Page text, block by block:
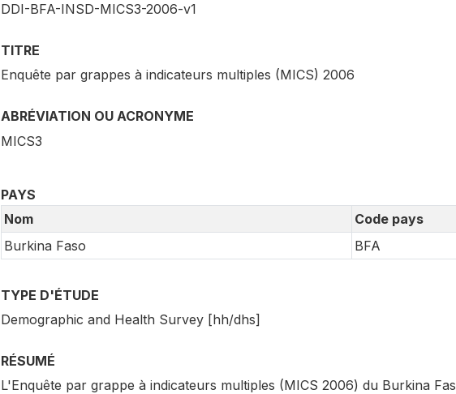
DDI-BFA-INSD-MICS3-2006-v1
TITRE
Enquête par grappes à indicateurs multiples (MICS) 2006
ABRÉVIATION OU ACRONYME
MICS3
PAYS
Nom
Code pays
Burkina Faso
BFA
TYPE D'ÉTUDE
Demographic and Health Survey [hh/dhs]
RÉSUMÉ
L'Enquête par grappe à indicateurs multiples (MICS 2006) du Burkina